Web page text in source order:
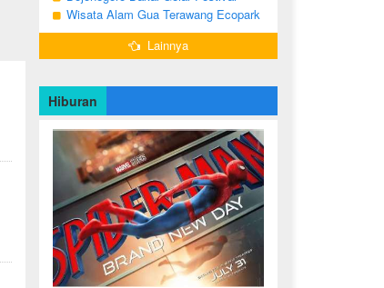
melaunching Kalender Event
Bojonegoro ...
348 Tahun 2025
Geopark 2025
Wisata Alam Gua Terawang Ecopark
Blora Kini Semakin Menarik
Lainnya
Hiburan